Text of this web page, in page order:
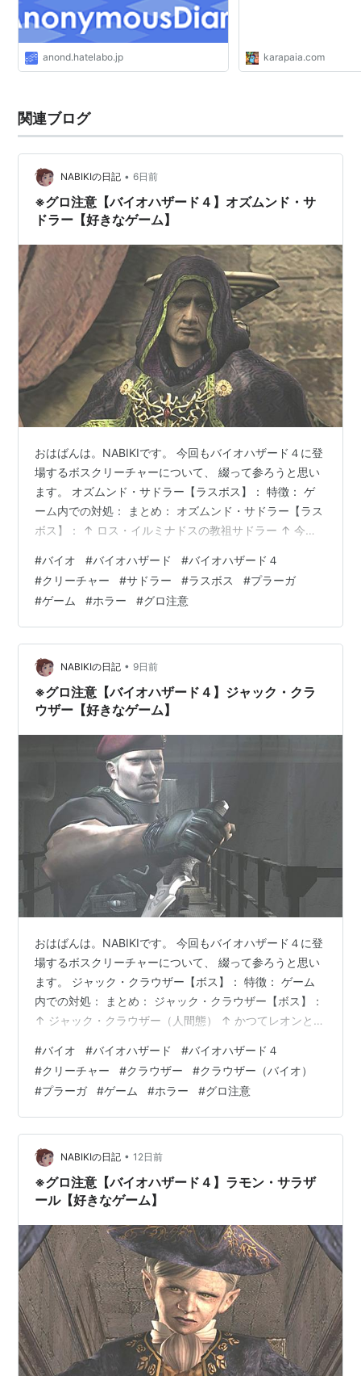
anond.hatelabo.jp karapaia.com
関連ブログ
NABIKIの日記 • 6日前
※グロ注意【バイオハザード４】オズムンド・サ
ドラー【好きなゲーム】
おはばんは。NABIKIです。 今回もバイオハザード４に登
場するボスクリーチャーについて、 綴って参ろうと思い
ます。 オズムンド・サドラー【ラスボス】： 特徴： ゲ
ーム内での対処： まとめ： オズムンド・サドラー【ラス
ボス】： ↑ ロス・イルミナドスの教祖サドラー ↑ 今作
た張本人にして今作のラスボス。 プラーガを利用すると
同時に、 全世界をプラーガで支配しようと目論んでい
る。 常に冷静な態度で接しており、村でアシュリーを救
出した後に 教会に自ら姿を現す。その際に捕獲対象のア
シュリーもろとも ガナードにボウガンでレオンたちに攻
撃させており、 …
#バイオ #バイオハザード #バイオハザード４
#クリーチャー #サドラー #ラスボス #プラーガ
#ゲーム #ホラー #グロ注意
NABIKIの日記 • 9日前
※グロ注意【バイオハザード４】ジャック・クラ
ウザー【好きなゲーム】
おはばんは。NABIKIです。 今回もバイオハザード４に登
場するボスクリーチャーについて、 綴って参ろうと思い
ます。 ジャック・クラウザー【ボス】： 特徴： ゲーム
内での対処： まとめ： ジャック・クラウザー【ボス】：
↑ ジャック・クラウザー（人間態） ↑ かつてレオンとと
ションに従事した盟友。 しかし、その作戦の際にB.O.W.
の持つ力に 魅入られてしまった結果、闇落ちすることと
なった。 ※作中では細かく語られないため、 唐突な展開
に中々ついていけないプレイヤーが多かった。 特徴：
様々な戦場で戦果を挙げた非常に優秀な戦士であり、 ナ
イフ…
#バイオ #バイオハザード #バイオハザード４
#クリーチャー #クラウザー #クラウザー（バイオ）
#プラーガ #ゲーム #ホラー #グロ注意
NABIKIの日記 • 12日前
※グロ注意【バイオハザード４】ラモン・サラザ
ール【好きなゲーム】